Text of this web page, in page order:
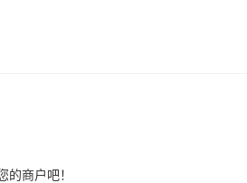
商户吧！